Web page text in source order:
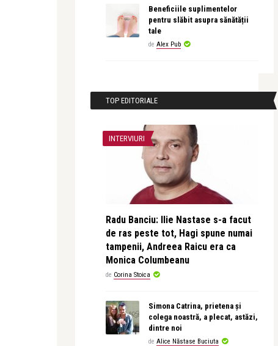
Beneficiile suplimentelor
pentru slăbit asupra sănătății
tale
de Alex Pub
TOP EDITORIALE
INTERVIURI
Radu Banciu: Ilie Nastase s-a facut
de ras peste tot, Hagi spune numai
tampenii, Andreea Raicu era ca
Monica Columbeanu
de Corina Stoica
Simona Catrina, prietena și
colega noastră, a plecat, astăzi,
dintre noi
de Alice Năstase Buciuta